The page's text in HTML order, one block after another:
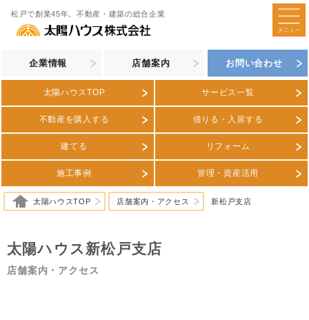
松戸で創業45年。不動産・建築の総合企業
企業情報 店舗案内 お問い合わせ
太陽ハウスTOP サービス一覧
不動産を購入する 借りる・入居する
建てる リフォーム
施工事例 管理・資産活用
太陽ハウスTOP 店舗案内・アクセス 新松戸支店
太陽ハウス新松戸支店
店舗案内・アクセス